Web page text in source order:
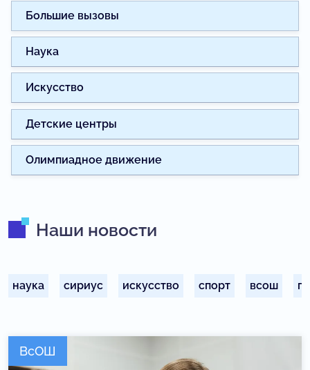
Наука
Искусство
Детские центры
Олимпиадное движение
Большие вызовы
Наши новости
наука сириус искусство спорт всош
ВсОШ